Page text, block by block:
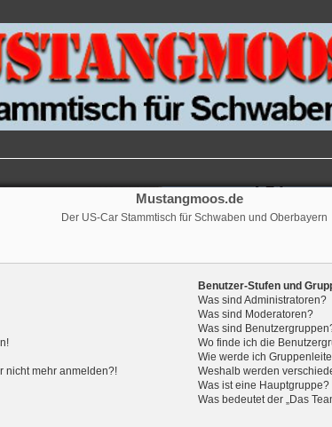
Mustangmoos.de
Der US-Car Stammtisch für Schwaben und Oberbayern
nicht mehr anmelden?!
Benutzer-Stufen und
Was sind Administratoren?
Was sind Moderatoren?
Was sind
Wo finde ich die
Wie werde ich
Weshalb werden
Was ist eine Hauptgruppe?
Was bedeutet der „Das